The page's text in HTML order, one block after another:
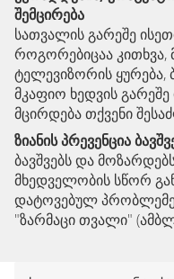
შემცირება
სათვალის გარეშე
როგორებიცაა კითხვა,
ტელევიზორის
მკაფიო ხედვის
მცირდება თქვენი
ზიანის პრევენცია
ბავშვებს და
მხედველობის სწორ
დატოვებულ
"ზარმაცი თვალი"